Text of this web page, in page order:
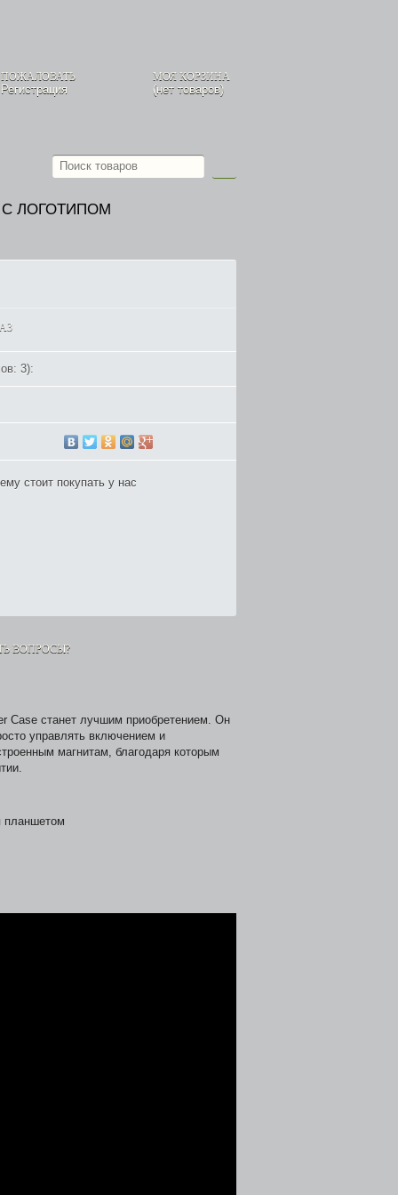
ПОЖАЛОВАТЬ
Регистрация
МОЯ КОРЗИНА
(нет товаров)
С ЛОГОТИПОМ
3):
стоит покупать у нас
ВОПРОСЫ?
Case станет лучшим приобретением. Он
управлять включением и
магнитам, благодаря которым
планшетом